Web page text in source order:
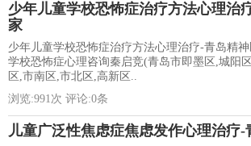
少年儿童学校恐怖症治疗方法心理治
家
少年儿童学校恐怖症治疗方法心理治疗-青岛精
学校恐怖症心理咨询秦启竞(青岛市即墨区,城阳
区,市南区,市北区,高新区..
浏览:991次 评论:0条
儿童广泛性焦虑症焦虑发作心理治疗-